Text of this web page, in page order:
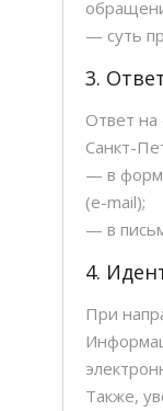
— суть
3.
Ответ на
Санкт-
— в
(e-mail);
— в
4.
При
Также,